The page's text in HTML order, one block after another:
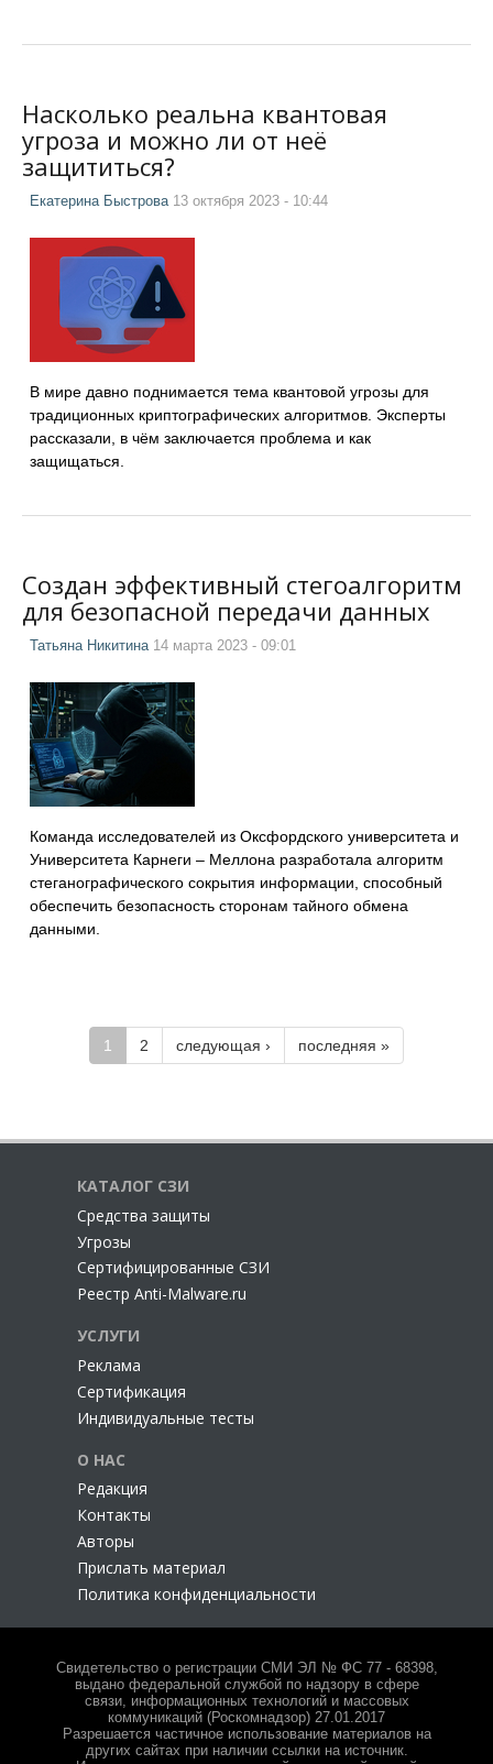
Насколько реальна квантовая
угроза и можно ли от неё
защититься?
Екатерина Быстрова13 октября 2023 - 10:44
В мире давно поднимается тема квантовой угрозы для
традиционных криптографических алгоритмов. Эксперты
рассказали, в чём заключается проблема и как
защищаться.
Создан эффективный стегоалгоритм
для безопасной передачи данных
Татьяна Никитина14 марта 2023 - 09:01
Команда исследователей из Оксфордского университета и
Университета Карнеги – Меллона разработала алгоритм
стеганографического сокрытия информации, способный
обеспечить безопасность сторонам тайного обмена
данными.
1 2 следующая › последняя »
КАТАЛОГ СЗИ
Cредства защиты
Угрозы
Сертифицированные СЗИ
Реестр Anti-Malware.ru
УСЛУГИ
Реклама
Сертификация
Индивидуальные тесты
О НАС
Редакция
Контакты
Авторы
Прислать материал
Политика конфиденциальности
Свидетельство о регистрации СМИ ЭЛ № ФС 77 - 68398,
выдано федеральной службой по надзору в сфере
связи, информационных технологий и массовых
коммуникаций (Роскомнадзор) 27.01.2017
Разрешается частичное использование материалов на
других сайтах при наличии ссылки на источник.